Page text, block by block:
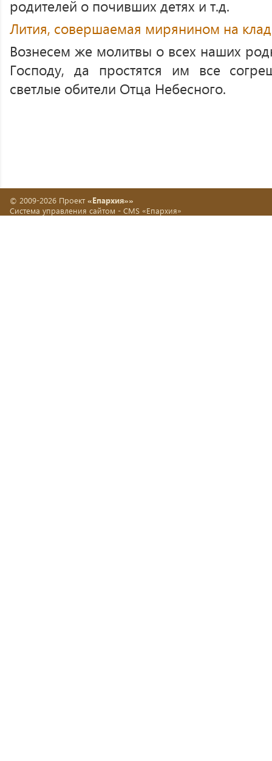
родителей о почивших детях и т.д.
Лития, совершаемая мирянином на
Вознесем же молитвы о всех наших
Господу, да простятся им все
светлые обители Отца Небесного.
© 2009-2026 Проект «Епархия»»
Система управления сайтом - CMS «Епархия»